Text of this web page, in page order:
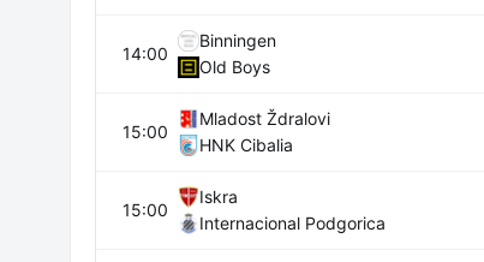
14:00
Binningen
Old Boys
15:00
Mladost Ždralovi
HNK Cibalia
15:00
Iskra
Internacional Podgorica